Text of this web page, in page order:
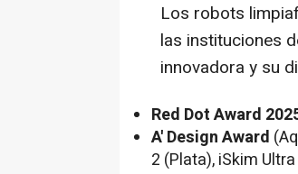
Los robots
las instituciones
innovadora y su
Red Dot Award
A' Design Award
2 (Plata), iSkim